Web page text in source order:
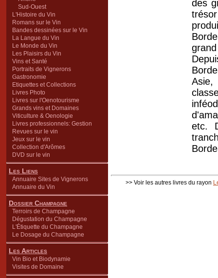
Sud-Ouest
L'Histoire du Vin
Romans sur le Vin
Bandes dessinées sur le Vin
La Langue du Vin
Le Monde du Vin
Les Plaisirs du Vin
Vins et Santé
Portraits de Vignerons
Gastronomie
Etiquettes et Collections
Livres Photo
Livres sur l'Oenotourisme
Grands vins et Domaines
Viticulture & Oenologie
Livres professionnels: Gestion
Revues sur le vin
Jeux sur le vin
Collection d'Arômes
DVD sur le vin
Les Liens
Annuaire Sites de Vignerons
Annuaire du Vin
Dossier Champagne
Terroirs de Champagne
Dégustation du Champagne
L'Étiquette du Champagne
Le Dosage du Champagne
Les Articles
Vin Bio et Biodynamie
Visites de Domaine
des
Asie,
etc.
>> Voir les autres livres du rayon